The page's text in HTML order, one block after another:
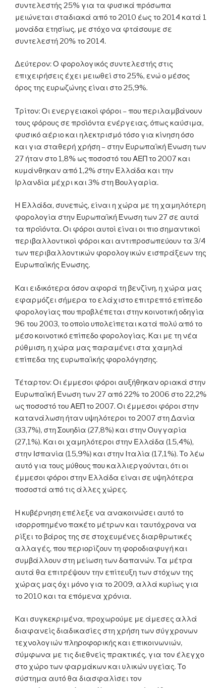
συντελεστής 25% για τα φυσικά πρόσωπα
μειώνεται σταδιακά από το 2010 έως το 2014 κατά 1
μονάδα ετησίως, με στόχο να φτάσουμε σε
συντελεστή 20% το 2014.
Δεύτερον: Ο φορολογικός συντελεστής στις
επιχειρήσεις έχει μειωθεί στο 25%, ενώ ο μέσος
όρος της ευρωζώνης είναι στο 25,9%.
Τρίτον: Οι ενεργειακοί φόροι – που περιλαμβάνουν
τους φόρους σε προϊόντα ενέργειας, όπως καύσιμα,
φυσικό αέριο και ηλεκτρισμό τόσο για κίνηση όσο
και για σταθερή χρήση – στην Ευρωπαϊκή Ένωση των
27 ήταν στο 1,8% ως ποσοστό του ΑΕΠ το 2007 και
κυμάνθηκαν από 1,2% στην Ελλάδα και την
Ιρλανδία μέχρι και 3% στη Βουλγαρία.
Η Ελλάδα, συνεπώς, είναι η χώρα με τη χαμηλότερη
φορολογία στην Ευρωπαϊκή Ένωση των 27 σε αυτά
τα προϊόντα. Οι φόροι αυτοί είναι οι πιο σημαντικοί
περιβαλλοντικοί φόροι και αντιπροσωπεύουν τα 3/4
των περιβαλλοντικών φορολογικών εισπράξεων της
Ευρωπαϊκής Ένωσης.
Και ειδικότερα όσον αφορά τη βενζίνη, η χώρα μας
εφαρμόζει σήμερα το ελάχιστο επιτρεπτό επίπεδο
φορολογίας που προβλέπεται στην κοινοτική οδηγία
96 του 2003, το οποίο υπολείπεται κατά πολύ από το
μέσο κοινοτικό επίπεδο φορολογίας. Και με τη νέα
ρύθμιση, η χώρα μας παραμένει στα χαμηλά
επίπεδα της ευρωπαϊκής φορολόγησης.
Τέταρτον: Οι έμμεσοι φόροι αυξήθηκαν οριακά στην
Ευρωπαϊκή Ένωση των 27 από 22% το 2006 στο 22,2%
ως ποσοστό του ΑΕΠ το 2007. Οι έμμεσοι φόροι στην
κατανάλωση ήταν υψηλότεροι το 2007 στη Δανία
(33,7%), στη Σουηδία (27,8%) και στην Ουγγαρία
(27,1%). Και οι χαμηλότεροι στην Ελλάδα (15,4%),
στην Ισπανία (15,9%) και στην Ιταλία (17,1%). Το λέω
αυτό για τους μύθους που καλλιεργούνται, ότι οι
έμμεσοι φόροι στην Ελλάδα είναι σε υψηλότερα
ποσοστά από τις άλλες χώρες.
Η κυβέρνηση επέλεξε να ανακοινώσει αυτό το
ισορροπημένο πακέτο μέτρων και ταυτόχρονα να
ρίξει το βάρος της σε στοχευμένες διαρθρωτικές
αλλαγές, που περιορίζουν τη φοροδιαφυγή και
συμβάλλουν στη μείωση των δαπανών. Τα μέτρα
αυτά θα επιτρέψουν την επίτευξη των στόχων της
χώρας μας όχι μόνο για το 2009, αλλά κυρίως για
το 2010 και τα επόμενα χρόνια.
Και συγκεκριμένα, προχωρούμε με άμεσες αλλά
διαφανείς διαδικασίες στη χρήση των σύγχρονων
τεχνολογιών πληροφορικής και επικοινωνιών,
σύμφωνα με τις διεθνείς πρακτικές, για τον έλεγχο
στο χώρο των φαρμάκων και υλικών υγείας. Το
σύστημα αυτό θα διασφαλίσει τον